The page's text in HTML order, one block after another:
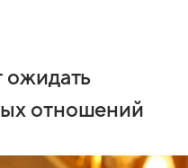
ожидать
отношений